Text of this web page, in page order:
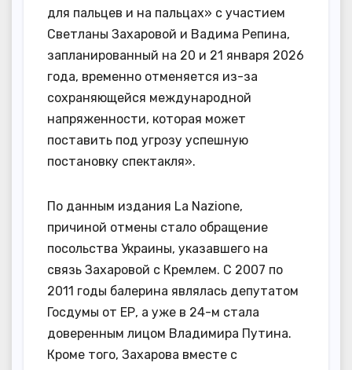
для пальцев и на пальцах» с участием
Светланы Захаровой и Вадима Репина,
запланированный на 20 и 21 января 2026
года, временно отменяется из-за
сохраняющейся международной
напряженности, которая может
поставить под угрозу успешную
постановку спектакля».
По данным издания La Nazione,
причиной отмены стало обращение
посольства Украины, указавшего на
связь Захаровой с Кремлем. С 2007 по
2011 годы балерина являлась депутатом
Госдумы от ЕР, а уже в 24-м стала
доверенным лицом Владимира Путина.
Кроме того, Захарова вместе с